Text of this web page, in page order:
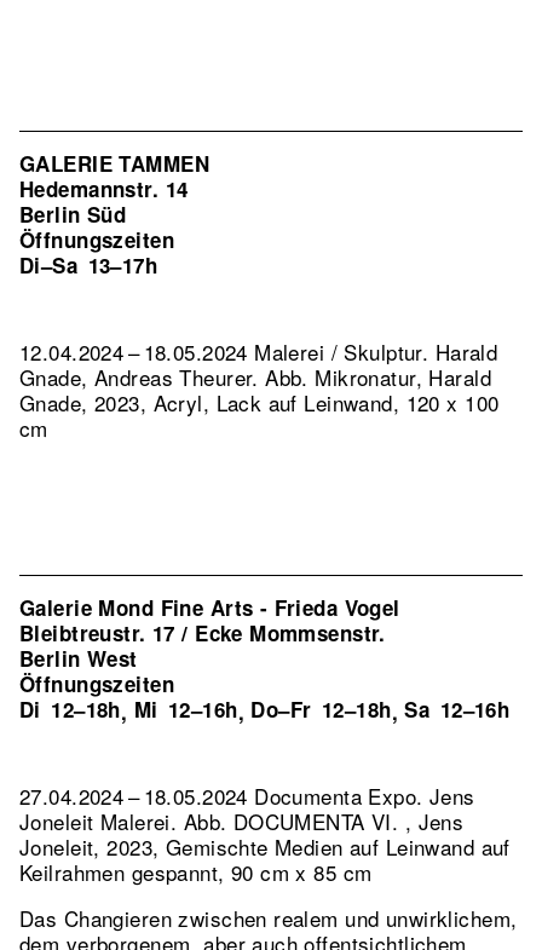
GALERIE TAMMEN
Hedemannstr. 14
Berlin Süd
Öffnungszeiten
Di–Sa 13–17h
12.04.2024 – 18.05.2024 Malerei / Skulptur. Harald
Gnade, Andreas Theurer.Abb. Mikronatur, Harald
Gnade, 2023, Acryl, Lack auf Leinwand, 120 x 100
cm
Galerie Mond Fine Arts - Frieda Vogel
Bleibtreustr. 17 / Ecke Mommsenstr.
Berlin West
Öffnungszeiten
Di 12–18h, Mi 12–16h, Do–Fr 12–18h,Sa 12–16h
27.04.2024 – 18.05.2024 Documenta Expo. Jens
Joneleit Malerei. Abb. DOCUMENTA VI. , Jens
Joneleit, 2023, Gemischte Medien auf Leinwand auf
Keilrahmen gespannt, 90 cm x 85 cm
Das Changieren zwischen realem und unwirklichem,
dem verborgenem, aber auch offentsichtlichem